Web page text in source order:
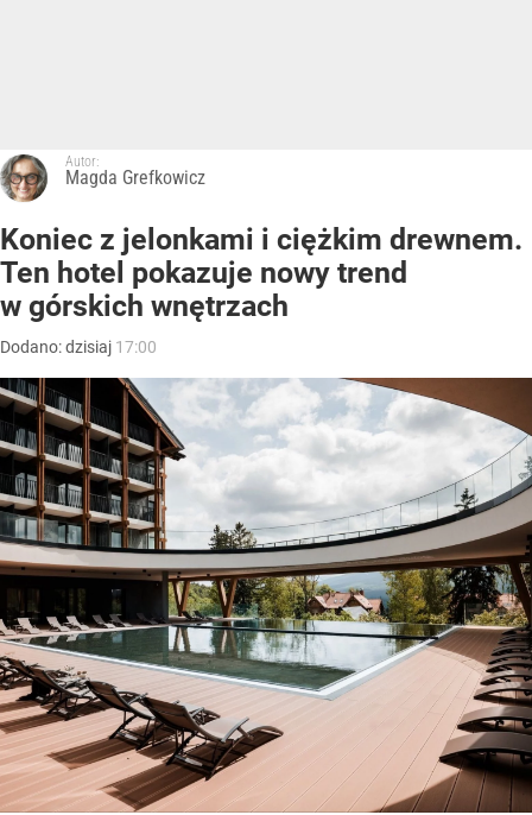
Autor:
Magda Grefkowicz
Koniec z jelonkami i ciężkim drewnem.
Ten hotel pokazuje nowy trend
w górskich wnętrzach
Dodano:dzisiaj 17:00